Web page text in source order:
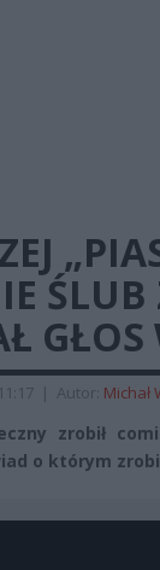
ŚLUB
GŁOS
| Autor: Michał
zrobił
o którym